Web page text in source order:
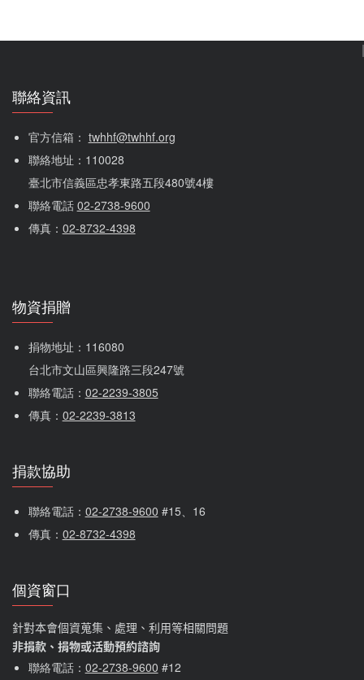
聯絡資訊
官方信箱： twhhf@twhhf.org
聯絡地址：110028
臺北市信義區忠孝東路五段480號4樓
聯絡電話 02-2738-9600
傳真： 02-8732-4398
物資捐贈
捐物地址：116080
台北市文山區興隆路三段247號
聯絡電話： 02-2239-3805
傳真： 02-2239-3813
捐款協助
聯絡電話： 02-2738-9600 #15、16
傳真： 02-8732-4398
個資窗口
針對本會個資蒐集、處理、利用等相關問題
非捐款、捐物或活動預約諮詢
聯絡電話： 02-2738-9600 #12